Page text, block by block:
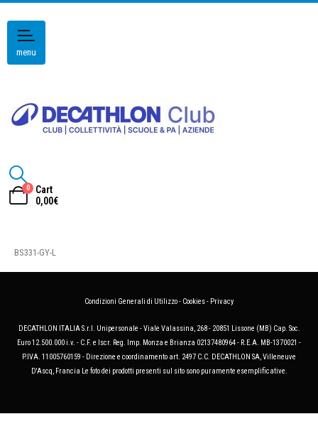
menu
0
Cart
0,00€
BS331-GY-L
Condizioni Generali di Utilizzo- Cookies- Privacy
DECATHLON ITALIA S.r.l. Unipersonale - Viale Valassina, 268 - 20851 Lissone (MB) Cap. Soc.
Euro 12.500.000 i.v. - C.F. e Iscr. Reg. Imp. Monza e Brianza 02137480964 - R.E.A. MB-1370021 -
P.IVA. 11005760159 - Direzione e coordinamento art. 2497 C.C. DECATHLON SA, Villeneuve
D'Ascq, Francia Le foto dei prodotti presenti sul sito sono puramente esemplificative.